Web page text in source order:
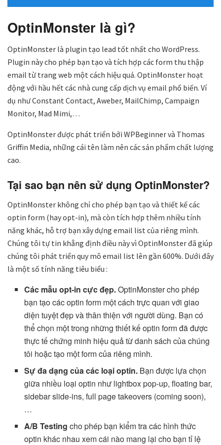
OptinMonster là gì?
OptinMonster là plugin tạo lead tốt nhất cho WordPress.
Plugin này cho phép bạn tạo và tích hợp các form thu thập
email từ trang web một cách hiệu quả. OptinMonster hoạt
động với hầu hết các nhà cung cấp dịch vụ email phổ biến. Ví
dụ nhưConstant Contact, Aweber, MailChimp, Campaign
Monitor, Mad Mimi,…
OptinMonster được phát triển bởi WPBeginner và Thomas
Griffin Media, những cái tên làm nên các sản phẩm chất lượng
cao.
Tại sao bạn nên sử dụng OptinMonster?
OptinMonster không chỉ cho phép bạn tạo và thiết kế các
optin form (hay opt-in), mà còn tích hợp thêm nhiều tính
năng khác, hỗ trợ bạn xây dựng email list của riêng mình.
Chúng tôi tự tin khẳng định điều này vì OptinMonsterđã giúp
chúng tôi phát triển quy mô email list lên gần 600%. Dưới đây
là một số tính năng tiêu biểu :
Các mẫu opt-in cực đẹp.OptinMonster cho phép
bạn tạo các optin form một cách trực quan với giao
diện tuyệt đẹp và thân thiện với người dùng. Bạn có
thể chọn một trong những thiết kế optin form đã được
thực tế chứng minh hiệu quả từ danh sách của chúng
tôi hoặc tạo một form của riêng mình.
Sự đa dạng của các loại optin. Bạn được lựa chọn
giữa nhiều loại optin như lightbox pop-up, floating bar,
sidebar slide-ins, full page takeovers (coming soon),
…
A/B Testing cho phép bạn kiểm tra các hình thức
optin khác nhau xem cái nào mang lại cho bạn tỉ lệ